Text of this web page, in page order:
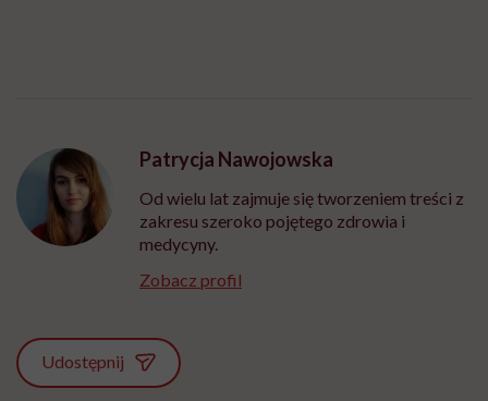
Patrycja Nawojowska
Od wielu lat zajmuje się tworzeniem treści z
zakresu szeroko pojętego zdrowia i
medycyny.
Zobacz profil
Udostępnij